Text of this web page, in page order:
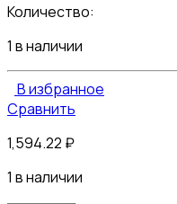
Количество:
1 в наличии
В избранное
Сравнить
1,594.22 ₽
1 в наличии